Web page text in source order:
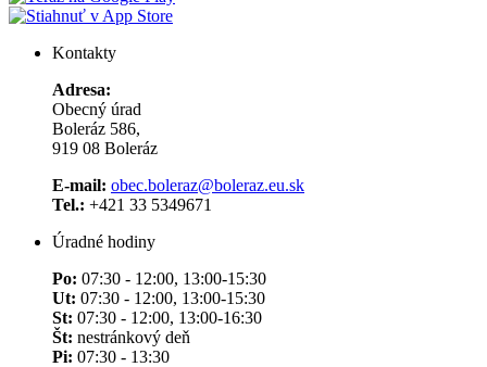
Kontakty
Adresa:
Obecný úrad
Boleráz 586,
919 08 Boleráz
E-mail: obec.boleraz@boleraz.eu.sk
Tel.: +421 33 5349671
Úradné hodiny
Po: 07:30 - 12:00, 13:00-15:30
Ut: 07:30 - 12:00, 13:00-15:30
St: 07:30 - 12:00, 13:00-16:30
Št: nestránkový deň
Pi: 07:30 - 13:30